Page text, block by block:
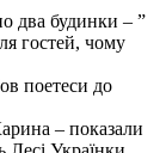
два будинки – ”
гостей, чому
поетеси до
– показали